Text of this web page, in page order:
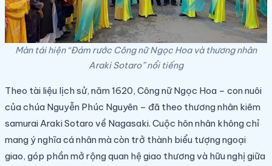
Màn tái hiện “Đám rước Công nữ Ngọc Hoa và thương nhân
Araki Sotaro” nổi tiếng
Theo tài liệu lịch sử, năm 1620, Công nữ Ngọc Hoa – con nuôi
của chúa Nguyễn Phúc Nguyên – đã theo thương nhân kiêm
samurai Araki Sotaro về Nagasaki. Cuộc hôn nhân không chỉ
mang ý nghĩa cá nhân mà còn trở thành biểu tượng ngoại
giao, góp phần mở rộng quan hệ giao thương và hữu nghị giữa